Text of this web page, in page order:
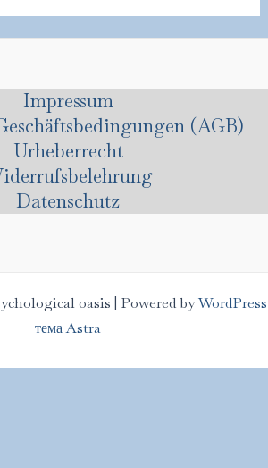
Impressum
(AGB)
Urheberrecht
Datenschutz
oasis | Powered byWordPress
тема Astra